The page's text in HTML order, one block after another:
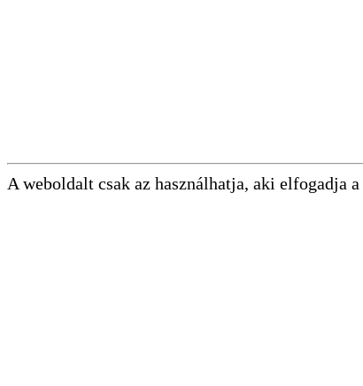
A weboldalt csak az használhatja, aki elfogadja a